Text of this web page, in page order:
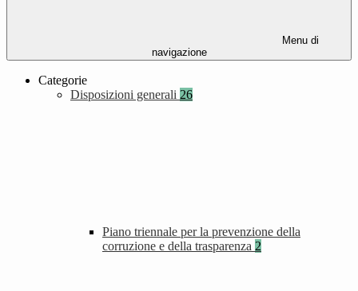
Menu di
navigazione
Categorie
Disposizioni generali 26
Piano triennale per la prevenzione della
corruzione e della trasparenza 2